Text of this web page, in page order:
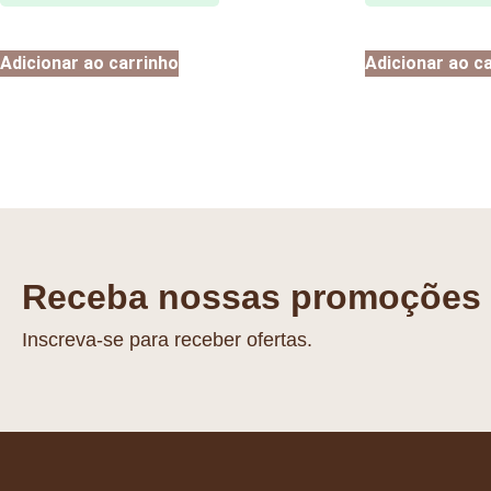
Adicionar ao carrinho Adicionar ao
Receba nossas promoções
Inscreva-se para receber ofertas.